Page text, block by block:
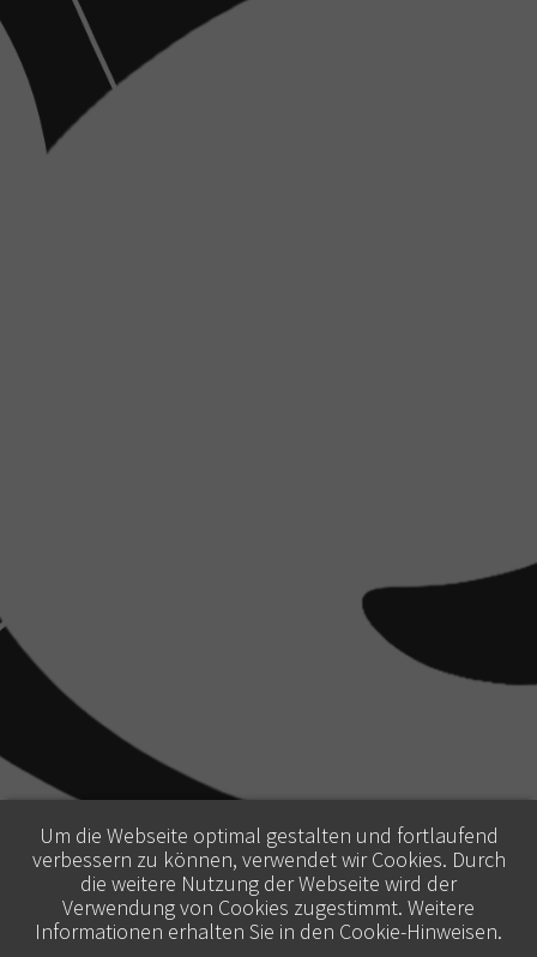
Um die Webseite optimal gestalten und fortlaufend
verbessern zu können, verwendet wir Cookies. Durch
die weitere Nutzung der Webseite wird der
Verwendung von Cookies zugestimmt. Weitere
Informationen erhalten Sie in den Cookie-Hinweisen.